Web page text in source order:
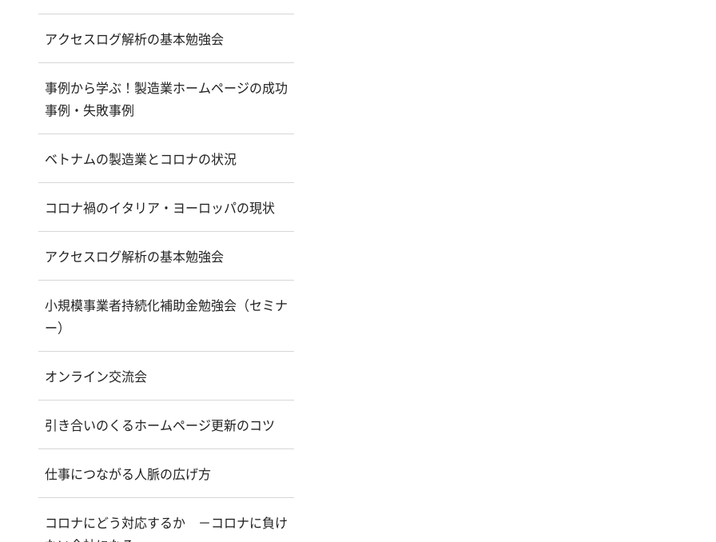
アクセスログ解析の基本勉強会
事例から学ぶ！製造業ホームページの成功
事例・失敗事例
ベトナムの製造業とコロナの状況
コロナ禍のイタリア・ヨーロッパの現状
アクセスログ解析の基本勉強会
小規模事業者持続化補助金勉強会（セミナ
ー）
オンライン交流会
引き合いのくるホームページ更新のコツ
仕事につながる人脈の広げ方
コロナにどう対応するか －コロナに負け